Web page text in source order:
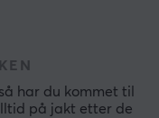
har du kommet til
på jakt etter de